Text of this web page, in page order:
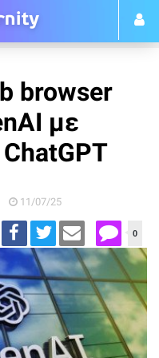
browser
με
11/07/25
0